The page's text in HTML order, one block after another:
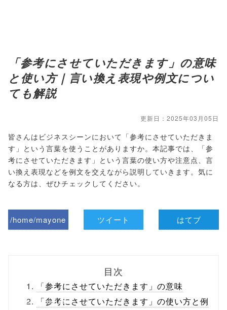
「参考にさせていただきます」の意味
と使い方｜言い換え表現や例文につい
ても解説
更新日：2025年03月05日
皆さんはビジネスシーンにおいて「参考にさせていただきま
す」という言葉を使うことがありますか。本記事では、「参
考にさせていただきます」という言葉の使い方や注意点、言
い換え表現などを例文を交えながら説明していきます。気に
なる方は、ぜひチェックしてください。
/home/mayone
ml/wp-
content/themes
ツイート はてブ
目次
「参考にさせていただきます」の意味
「参考にさせていただきます」の使い方と例